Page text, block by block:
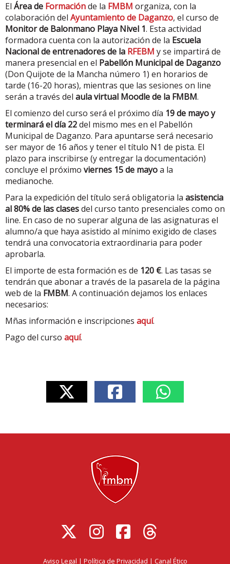
El Área de Formaciónde la FMBM organiza, con la
colaboración del Ayuntamiento de Daganzo, el curso de
Monitor de Balonmano Playa Nivel 1. Esta actividad
formadora cuenta con la autorización de la Escuela
Nacional de entrenadores de la RFEBM y se impartirá de
manera presencial en el Pabellón Municipal de Daganzo
(Don Quijote de la Mancha número 1) en horarios de
tarde (16-20 horas), mientras que las sesiones on line
serán a través del aula virtual Moodle de la FMBM.
El comienzo del curso será el próximo día 19 de mayo y
terminará el día 22del mismo mes en el Pabellón
Municipal de Daganzo. Para apuntarse será necesario
ser mayor de 16 años y tener el título N1 de pista. El
plazo para inscribirse (y entregar la documentación)
concluye el próximo viernes 15 de mayoa la
medianoche.
Para la expedición del título será obligatoria la asistencia
al 80% de las clasesdel curso tanto presenciales como on
line. En caso de no superar alguna de las asignaturas el
alumno/a que haya asistido al mínimo exigido de clases
tendrá una convocatoria extraordinaria para poder
aprobarla.
El importe de esta formación es de 120 €. Las tasas se
tendrán que abonar a través de la pasarela de la página
web de la FMBM. A continuación dejamos los enlaces
necesarios:
Mñas información e inscripciones aquí.
Pago del curso aquí.
Aviso Legal | Política de Privacidad | Canal Ético